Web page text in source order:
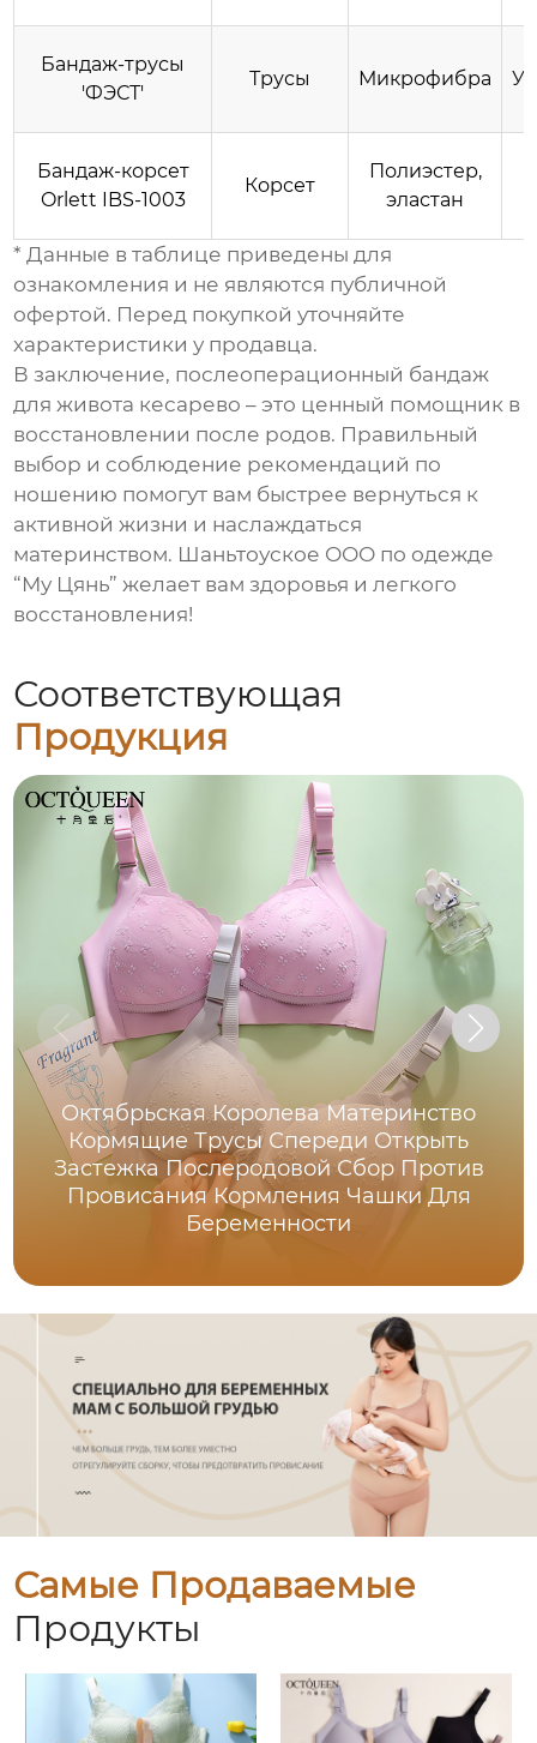
Бандаж-трусы
'ФЭСТ'
Трусы Микрофибра
Бандаж-корсет
Orlett IBS-1003
Корсет
Полиэстер,
эластан
* Данные в таблице приведены для
ознакомления и не являются публичной
офертой. Перед покупкой уточняйте
характеристики у продавца.
В заключение, послеоперационный бандаж
для живота кесарево – это ценный помощник в
восстановлении после родов. Правильный
выбор и соблюдение рекомендаций по
ношению помогут вам быстрее вернуться к
активной жизни и наслаждаться
материнством. Шаньтоуское ООО по одежде
“Му Цянь” желает вам здоровья и легкого
восстановления!
Соответствующая
Продукция
Октябрьская Королева Материнство
Кормящие Трусы Спереди Открыть
Застежка Послеродовой Сбор Против
Провисания Кормления Чашки Для
Беременности
Самые Продаваемые
Продукты